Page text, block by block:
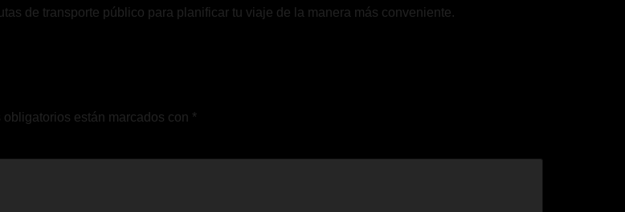
de transporte público para planificar tu viaje de la manera más conveniente.
obligatorios están marcados con *